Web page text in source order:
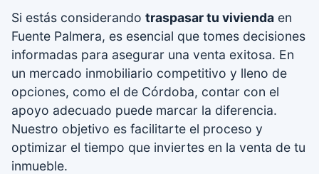
Si estás considerando traspasar tu vivienda en
Fuente Palmera, es esencial que tomes decisiones
informadas para asegurar una venta exitosa. En
un mercado inmobiliario competitivo y lleno de
opciones, como el de Córdoba, contar con el
apoyo adecuado puede marcar la diferencia.
Nuestro objetivo es facilitarte el proceso y
optimizar el tiempo que inviertes en la venta de tu
inmueble.